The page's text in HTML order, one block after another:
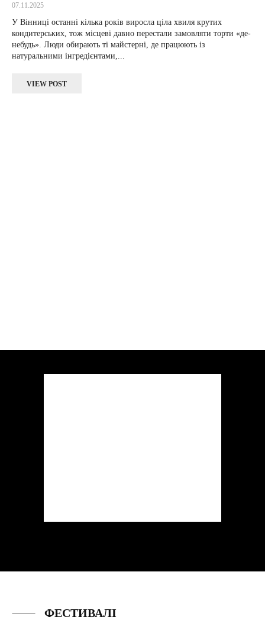
07.11.2025
У Вінниці останні кілька років виросла ціла хвиля крутих
кондитерських, тож місцеві давно перестали замовляти торти «де-
небудь». Люди обирають ті майстерні, де працюють із
натуральними інгредієнтами,...
VIEW POST
ФЕСТИВАЛІ